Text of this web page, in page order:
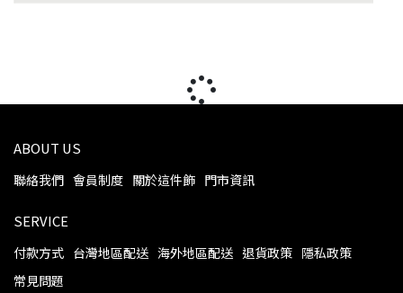
ABOUT US
聯絡我們 會員制度 關於這件飾 門市資訊
SERVICE
付款方式 台灣地區配送 海外地區配送 退貨政策
隱私政策
常見問題